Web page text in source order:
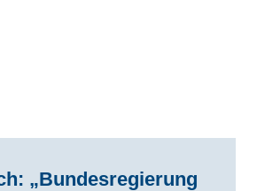
„Bundesregierung